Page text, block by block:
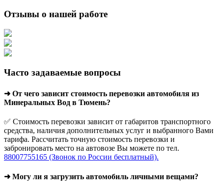
Отзывы о нашей работе
Часто задаваемые вопросы
➜ От чего зависит стоимость перевозки автомобиля из
Минеральных Вод в Тюмень?
✅ Стоимость перевозки зависит от габаритов транспортного
средства, наличия дополнительных услуг и выбранного Вами
тарифа. Рассчитать точную стоимость перевозки и
забронировать место на автовозе Вы можете по тел.
88007755165 (Звонок по России бесплатный).
➜ Могу ли я загрузить автомобиль личными вещами?